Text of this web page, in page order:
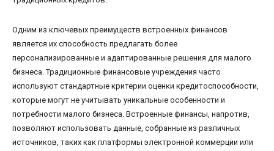
Одним из ключевых преимуществ встроенных финансов
является их способность предлагать более
персонализированные и адаптированные решения для малого
бизнеса. Традиционные финансовые учреждения часто
используют стандартные критерии оценки кредитоспособности,
которые могут не учитывать уникальные особенности и
потребности малого бизнеса. Встроенные финансы, напротив,
позволяют использовать данные, собранные из различных
источников, таких как платформы электронной коммерции или